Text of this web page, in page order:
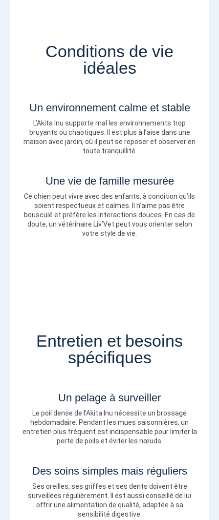
Conditions de vie
idéales
Un environnement calme et stable
L’Akita Inu supporte mal les environnements trop
bruyants ou chaotiques. Il est plus à l’aise dans une
maison avec jardin, où il peut se reposer et observer en
toute tranquillité.
Une vie de famille mesurée
Ce chien peut vivre avec des enfants, à condition qu’ils
soient respectueux et calmes. Il n’aime pas être
bousculé et préfère les interactions douces. En cas de
doute, un vétérinaire Liv’Vet peut vous orienter selon
votre style de vie.
Entretien et besoins
spécifiques
Un pelage à surveiller
Le poil dense de l’Akita Inu nécessite un brossage
hebdomadaire. Pendant les mues saisonnières, un
entretien plus fréquent est indispensable pour limiter la
perte de poils et éviter les nœuds.
Des soins simples mais réguliers
Ses oreilles, ses griffes et ses dents doivent être
surveillées régulièrement. Il est aussi conseillé de lui
offrir une alimentation de qualité, adaptée à sa
sensibilité digestive.